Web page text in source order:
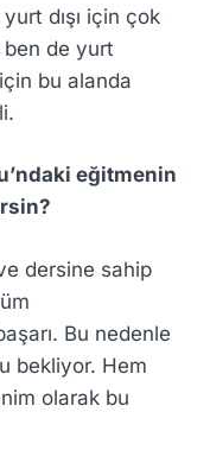
dışı için çok
ben de yurt
bu alanda
eğitmenin
dersine sahip
Bu nedenle
bekliyor. Hem
olarak bu